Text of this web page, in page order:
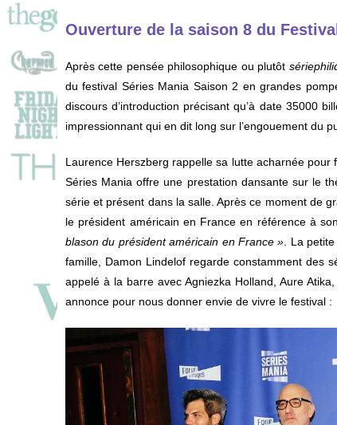
Ouverture de la saison 8 du
Après cette pensée philosophique ou plutôt
du festival Séries Mania Saison 2 en grandes
discours d’introduction précisant qu’à date 35000
impressionnant qui en dit long sur l’engouement du
Laurence Herszberg rappelle sa lutte acharnée
Séries Mania offre une prestation dansante sur le
série et présent dans la salle. Après ce moment de
le président américain en France en référence à
blason du président américain en France » . La
famille, Damon Lindelof regarde constamment des
appelé à la barre avec Agniezka Holland, Aure
annonce pour nous donner envie de vivre le festival :